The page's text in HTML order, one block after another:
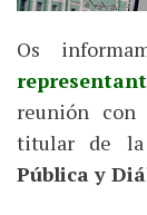
Os
reunión con
titular de la
Pública y